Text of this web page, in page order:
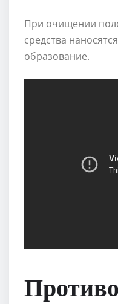
При очищении
средства
образование.